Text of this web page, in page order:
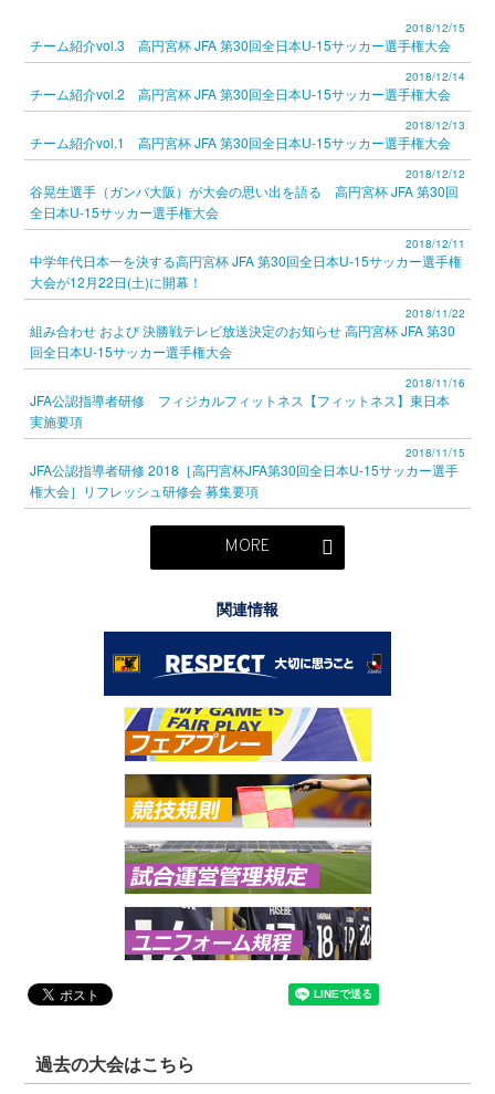
2018/12/15
チーム紹介vol.3 高円宮杯 JFA 第30回全日本U-15サッカー選手権大会
2018/12/14
チーム紹介vol.2 高円宮杯 JFA 第30回全日本U-15サッカー選手権大会
2018/12/13
チーム紹介vol.1 高円宮杯 JFA 第30回全日本U-15サッカー選手権大会
2018/12/12
谷晃生選手（ガンバ大阪）が大会の思い出を語る 高円宮杯 JFA 第30回
全日本U-15サッカー選手権大会
2018/12/11
中学年代日本一を決する高円宮杯 JFA 第30回全日本U-15サッカー選手権
大会が12月22日(土)に開幕！
2018/11/22
組み合わせ および 決勝戦テレビ放送決定のお知らせ 高円宮杯 JFA 第30
回全日本U-15サッカー選手権大会
2018/11/16
JFA公認指導者研修 フィジカルフィットネス【フィットネス】東日本
実施要項
2018/11/15
JFA公認指導者研修 2018［高円宮杯JFA第30回全日本U-15サッカー選手
権大会］リフレッシュ研修会 募集要項
MORE
関連情報
過去の大会はこちら